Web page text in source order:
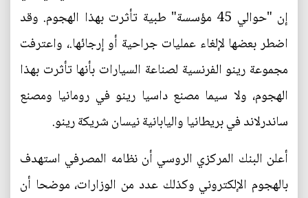
إن "حوالي 45 مؤسسة" طبية تأثرت بهذا الهجوم. وقد
اضطر بعضها لإلغاء عمليات جراحية أو إرجائها.، واعترفت
مجموعة رينو الفرنسية لصناعة السيارات بأنها تأثرت بهذا
الهجوم، ولا سيما مصنع داسيا رينو في رومانيا ومصنع
ساندرلاند في بريطانيا واليابانية نيسان شريكة رينو.
أعلن البنك المركزي الروسي أن نظامه المصرفي استهدف
بالهجوم الإلكتروني وكذلك عدد من الوزارات، موضحا أن